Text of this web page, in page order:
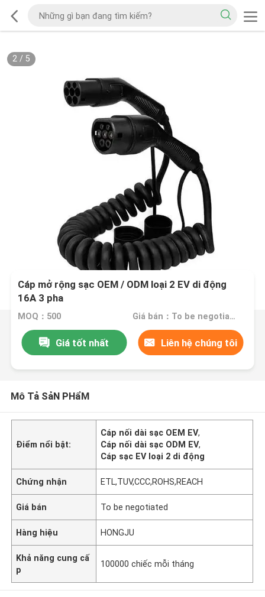
2/ 5
Cáp mở rộng sạc OEM / ODM loại 2 EV di động
16A 3 pha
MOQ：500 Giá bán：To be negotiated
Giá tốt nhất Liên hệ chúng tôi
Mô Tả SảN PHẩM
Điểm nổi bật:
Cáp nối dài sạc OEM EV,
Cáp nối dài sạc ODM EV,
Cáp sạc EV loại 2 di động
Chứng nhận ETL,TUV,CCC,ROHS,REACH
Giá bán To be negotiated
Hàng hiệu HONGJU
Khả năng cung cấ
p
100000 chiếc mỗi tháng